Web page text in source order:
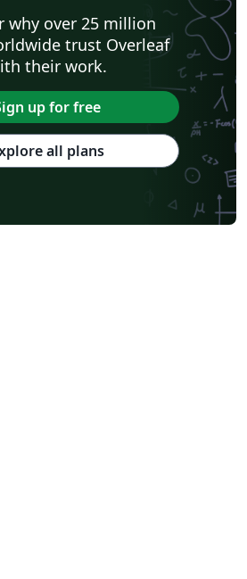
why over 25 million
trust Overleaf
their work.
up for free
all plans